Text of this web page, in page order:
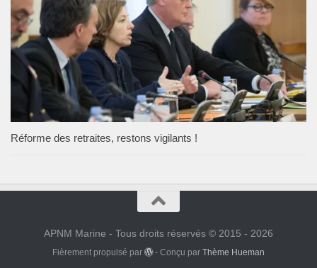
Réforme des retraites, restons vigilants !
APNM Marine - Tous droits réservés © 2015 - 2026
Fièrement propulsé par - Conçu parThème Hueman